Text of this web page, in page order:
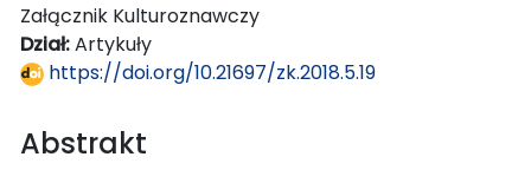
Załącznik Kulturoznawczy
Dział:Artykuły
https://doi.org/10.21697/zk.2018.5.19
Abstrakt